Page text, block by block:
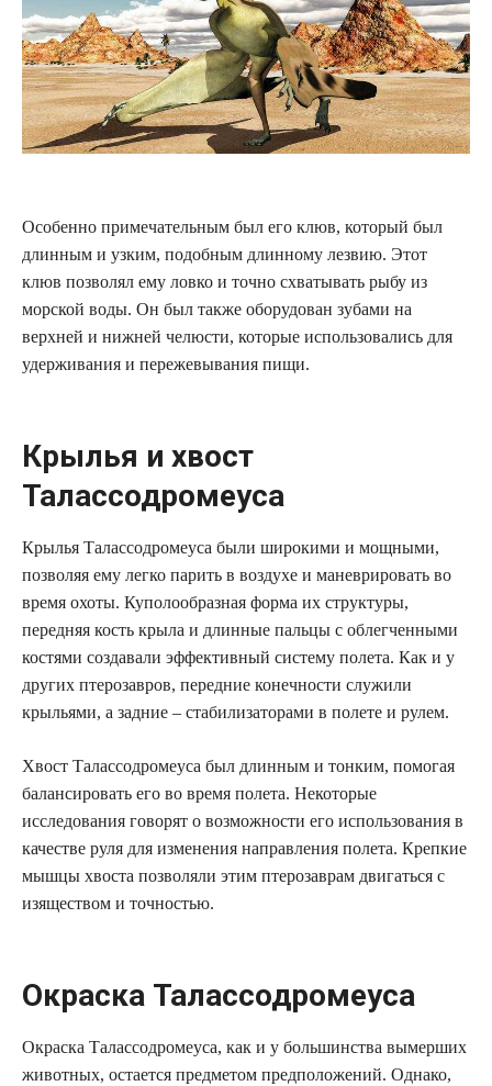
Особенно примечательным был его клюв, который был
длинным и узким, подобным длинному лезвию. Этот
клюв позволял ему ловко и точно схватывать рыбу из
морской воды. Он был также оборудован зубами на
верхней и нижней челюсти, которые использовались для
удерживания и пережевывания пищи.
Крылья и хвост
Талассодромеуса
Крылья Талассодромеуса были широкими и мощными,
позволяя ему легко парить в воздухе и маневрировать во
время охоты. Куполообразная форма их структуры,
передняя кость крыла и длинные пальцы с облегченными
костями создавали эффективный систему полета. Как и у
других птерозавров, передние конечности служили
крыльями, а задние – стабилизаторами в полете и рулем.
Хвост Талассодромеуса был длинным и тонким, помогая
балансировать его во время полета. Некоторые
исследования говорят о возможности его использования в
качестве руля для изменения направления полета. Крепкие
мышцы хвоста позволяли этим птерозаврам двигаться с
изяществом и точностью.
Окраска Талассодромеуса
Окраска Талассодромеуса, как и у большинства вымерших
животных, остается предметом предположений. Однако,